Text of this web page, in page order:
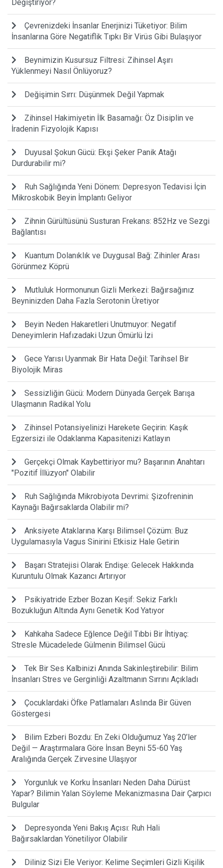
Değiştiriyor?
Çevrenizdeki İnsanlar Enerjinizi Tüketiyor: Bilim
İnsanlarına Göre Negatiflik Tıpkı Bir Virüs Gibi Bulaşıyor
Beynimizin Kusursuz Filtresi: Zihinsel Aşırı
Yüklenmeyi Nasıl Önlüyoruz?
Değişimin Sırrı: Düşünmek Değil Yapmak
Zihinsel Hakimiyetin İlk Basamağı: Öz Disiplin ve
İradenin Fizyolojik Kapısı
Duyusal Şokun Gücü: Ekşi Şeker Panik Atağı
Durdurabilir mi?
Ruh Sağlığında Yeni Dönem: Depresyon Tedavisi İçin
Mikroskobik Beyin İmplantı Geliyor
Zihnin Gürültüsünü Susturan Frekans: 852Hz ve Sezgi
Bağlantısı
Kuantum Dolanıklık ve Duygusal Bağ: Zihinler Arası
Görünmez Köprü
Mutluluk Hormonunun Gizli Merkezi: Bağırsağınız
Beyninizden Daha Fazla Serotonin Üretiyor
Beyin Neden Hakaretleri Unutmuyor: Negatif
Deneyimlerin Hafızadaki Uzun Ömürlü İzi
Gece Yarısı Uyanmak Bir Hata Değil: Tarihsel Bir
Biyolojik Miras
Sessizliğin Gücü: Modern Dünyada Gerçek Barışa
Ulaşmanın Radikal Yolu
Zihinsel Potansiyelinizi Harekete Geçirin: Kaşık
Egzersizi ile Odaklanma Kapasitenizi Katlayın
Gerçekçi Olmak Kaybettiriyor mu? Başarının Anahtarı
"Pozitif İllüzyon" Olabilir
Ruh Sağlığında Mikrobiyota Devrimi: Şizofreninin
Kaynağı Bağırsaklarda Olabilir mi?
Anksiyete Ataklarına Karşı Bilimsel Çözüm: Buz
Uygulamasıyla Vagus Sinirini Etkisiz Hale Getirin
Başarı Stratejisi Olarak Endişe: Gelecek Hakkında
Kuruntulu Olmak Kazancı Artırıyor
Psikiyatride Ezber Bozan Keşif: Sekiz Farklı
Bozukluğun Altında Aynı Genetik Kod Yatıyor
Kahkaha Sadece Eğlence Değil Tıbbi Bir İhtiyaç:
Stresle Mücadelede Gülmenin Bilimsel Gücü
Tek Bir Ses Kalbinizi Anında Sakinleştirebilir: Bilim
İnsanları Stres ve Gerginliği Azaltmanın Sırrını Açıkladı
Çocuklardaki Öfke Patlamaları Aslında Bir Güven
Göstergesi
Bilim Ezberi Bozdu: En Zeki Olduğumuz Yaş 20’ler
Değil — Araştırmalara Göre İnsan Beyni 55-60 Yaş
Aralığında Gerçek Zirvesine Ulaşıyor
Yorgunluk ve Korku İnsanları Neden Daha Dürüst
Yapar? Bilimin Yalan Söyleme Mekanizmasına Dair Çarpıcı
Bulgular
Depresyonda Yeni Bakış Açısı: Ruh Hali
Bağırsaklardan Yönetiliyor Olabilir
Diliniz Sizi Ele Veriyor: Kelime Seçimleri Gizli Kişilik